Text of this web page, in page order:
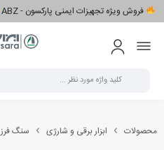
فروش ویژه تجهیزات ایمنی پارکسون - ABZ
محصولات ابزار برقی و شارژی سنگ فرز